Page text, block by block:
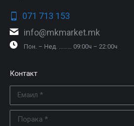
071 713 153
info@mkmarket.mk
Пон. – Нед. ……… 09:00ч – 22:00ч
Контакт